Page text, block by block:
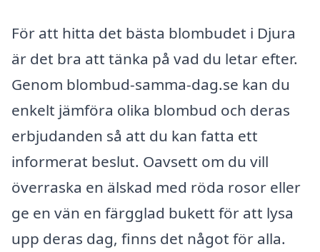
För att hitta det bästa blombudet i Djura
är det bra att tänka på vad du letar efter.
Genom blombud-samma-dag.se kan du
enkelt jämföra olika blombud och deras
erbjudanden så att du kan fatta ett
informerat beslut. Oavsett om du vill
överraska en älskad med röda rosor eller
ge en vän en färgglad bukett för att lysa
upp deras dag, finns det något för alla.